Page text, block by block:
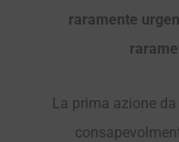
raramente
La prima azione